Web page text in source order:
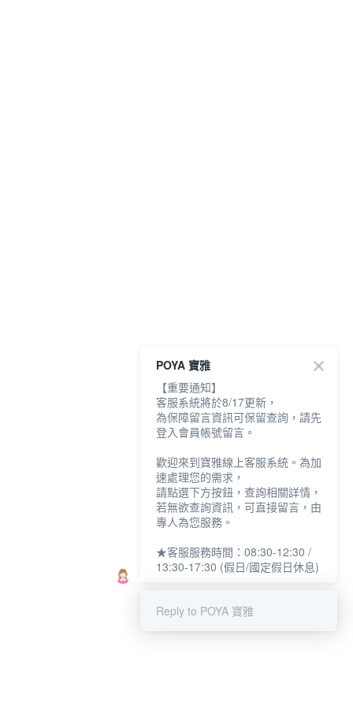
POYA 寶雅
【重要通知】
客服系統將於8/17更新，
為保障留言資訊可保留查詢，請先
登入會員帳號留言。
歡迎來到寶雅線上客服系統。為加
速處理您的需求，
請點選下方按鈕，查詢相關詳情，
若無欲查詢資訊，可直接留言，由
專人為您服務。
★客服服務時間：08:30-12:30 /
13:30-17:30 (假日/國定假日休息)
Reply to POYA 寶雅